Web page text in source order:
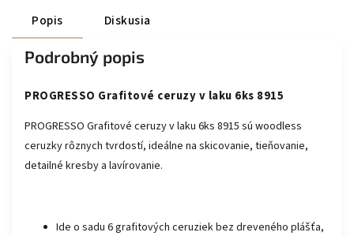
Popis Diskusia
Podrobný popis
PROGRESSO Grafitové ceruzy v laku 6ks 8915
PROGRESSO Grafitové ceruzy v laku 6ks 8915 sú woodless
ceruzky rôznych tvrdostí, ideálne na skicovanie, tieňovanie,
detailné kresby a lavírovanie.
Ide o sadu 6 grafitových ceruziek bez dreveného plášťa,